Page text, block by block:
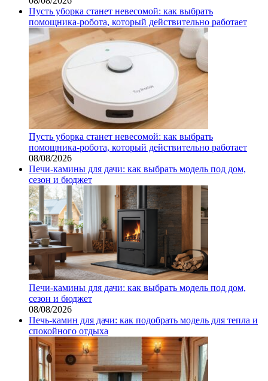
Пусть уборка станет невесомой: как выбрать
помощника‑робота, который действительно работает
Пусть уборка станет невесомой: как выбрать
помощника‑робота, который действительно работает
08/08/2026
Печи-камины для дачи: как выбрать модель под дом,
сезон и бюджет
Печи-камины для дачи: как выбрать модель под дом,
сезон и бюджет
08/08/2026
Печь-камин для дачи: как подобрать модель для тепла и
спокойного отдыха